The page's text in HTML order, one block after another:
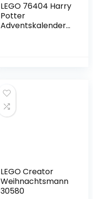
LEGO 76404 Harry
Potter
Adventskalender
Geschenk für
Weihnachten
LEGO Creator
Weihnachtsmann
30580